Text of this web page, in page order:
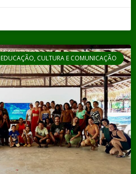
EDUCAÇÃO, CULTURA E COMUNICAÇÃO